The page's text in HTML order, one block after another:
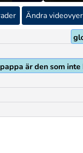
Ändra videovyer
pappa är den som